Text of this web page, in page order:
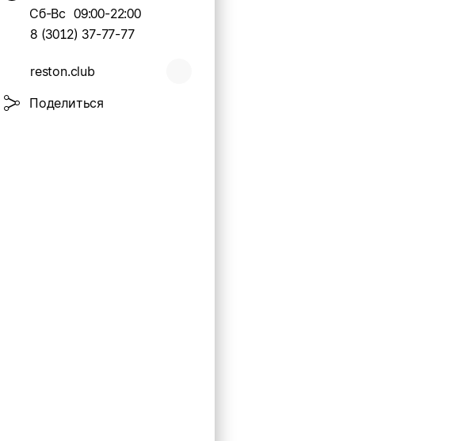
Сб-Вс 09:00-22:00
8 (3012) 37-77-77
reston.club
Поделиться